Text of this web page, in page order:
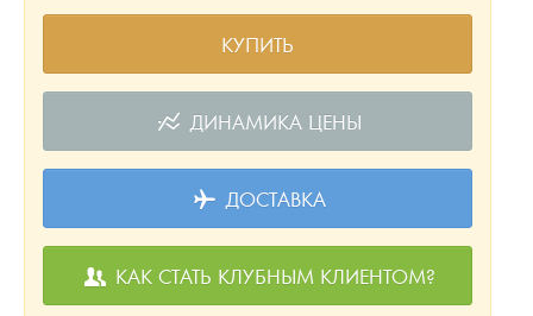
КУПИТЬ
ДИНАМИКА ЦЕНЫ
ДОСТАВКА
КАК СТАТЬ КЛУБНЫМ КЛИЕНТОМ?